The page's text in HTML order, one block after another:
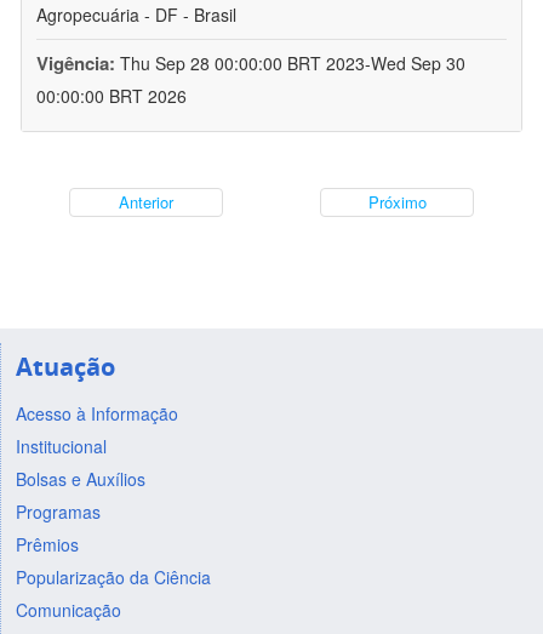
Agropecuária - DF - Brasil
Vigência: Thu Sep 28 00:00:00 BRT 2023-Wed Sep 30
00:00:00 BRT 2026
Anterior Próximo
Atuação
Acesso à Informação
Institucional
Bolsas e Auxílios
Programas
Prêmios
Popularização da Ciência
Comunicação